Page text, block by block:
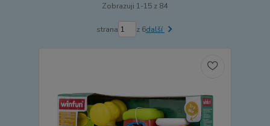
Zobrazuji 1-15 z 84
strana z 6další